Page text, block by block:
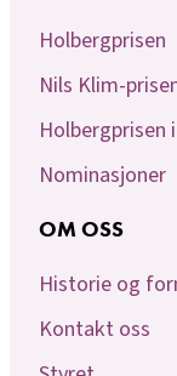
Holbergprisen
Nils Klim-
Holbergprisen
Nominasjoner
OM OSS
Historie og
Kontakt oss